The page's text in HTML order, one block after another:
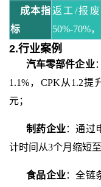
成本指
标
返工 /报
50%-70%
2.行业案例
汽车零部件企业
1.1%，CPK从1.2提
元；
制药企业：通过
计时间从3个月缩短
食品企业：全链